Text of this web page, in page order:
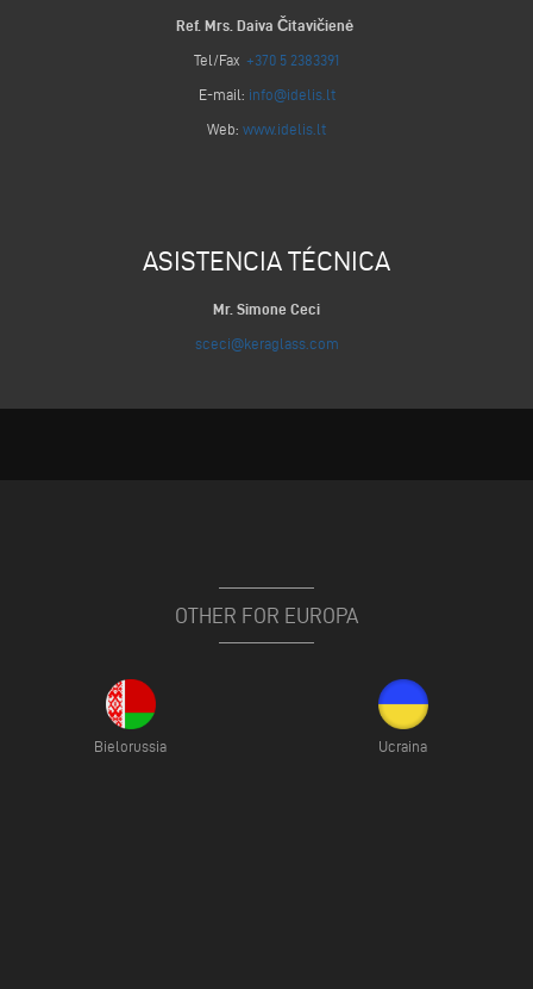
Ref. Mrs. Daiva Čitavičienė
Tel/Fax +370 5 2383391
E-mail: info@idelis.lt
Web: www.idelis.lt
ASISTENCIA TÉCNICA
Mr. Simone Ceci
sceci@keraglass.com
OTHER FOR EUROPA
Bielorussia Ucraina